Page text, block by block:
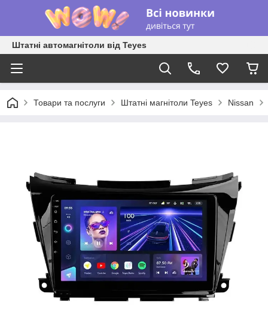
Штатні автомагнітоли від Teyes
Товари та послуги Штатні магнітоли Teyes Nissan